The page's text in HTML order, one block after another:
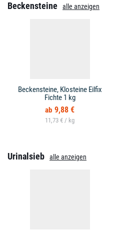
Beckensteine alle anzeigen
Beckensteine, Klosteine Eilfix
Fichte 1 kg
9,88 €
11,73 € /
Urinalsieb alle anzeigen